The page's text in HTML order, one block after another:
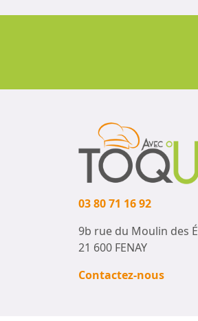
03 80 71 16 92
9b rue du Moulin des
21 600 FENAY
Contactez-nous